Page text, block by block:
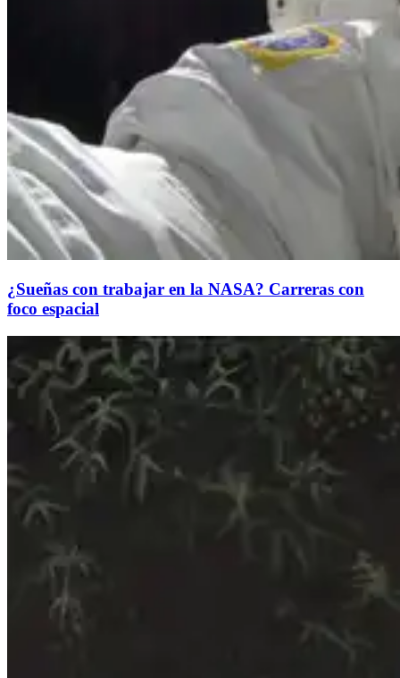
¿Sueñas con trabajar en la NASA? Carreras con
foco espacial